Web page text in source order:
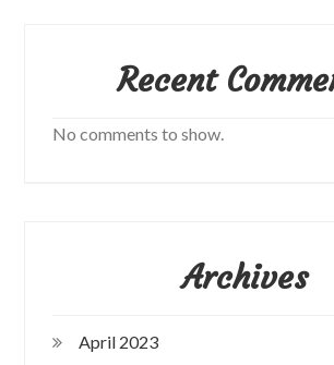
Recent
No comments to show.
Archives
April 2023